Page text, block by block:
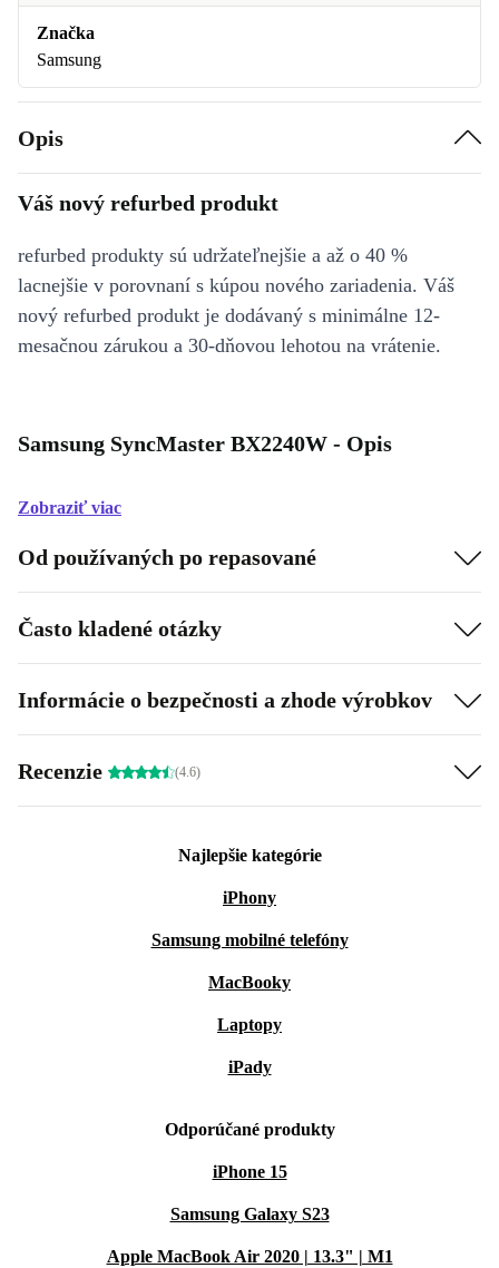
Značka
Samsung
Opis
Váš nový refurbed produkt
refurbed produkty sú udržateľnejšie a až o 40 %
lacnejšie v porovnaní s kúpou nového zariadenia. Váš
nový refurbed produkt je dodávaný s minimálne 12-
mesačnou zárukou a 30-dňovou lehotou na vrátenie.
Samsung SyncMaster BX2240W - Opis
Zobraziť viac
Od používaných po repasované
Často kladené otázky
Informácie o bezpečnosti a zhode výrobkov
Recenzie (4.6)
Najlepšie kategórie
iPhony
Samsung mobilné telefóny
MacBooky
Laptopy
iPady
Odporúčané produkty
iPhone 15
Samsung Galaxy S23
Apple MacBook Air 2020 | 13.3" | M1